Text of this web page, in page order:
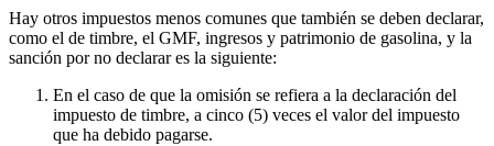
Hay otros impuestos menos comunes que también se deben declarar,
como el de timbre, el GMF, ingresos y patrimonio de gasolina, y la
sanción por no declarar es la siguiente:
En el caso de que la omisión se refiera a la declaración del
impuesto de timbre, a cinco (5) veces el valor del impuesto
que ha debido pagarse.